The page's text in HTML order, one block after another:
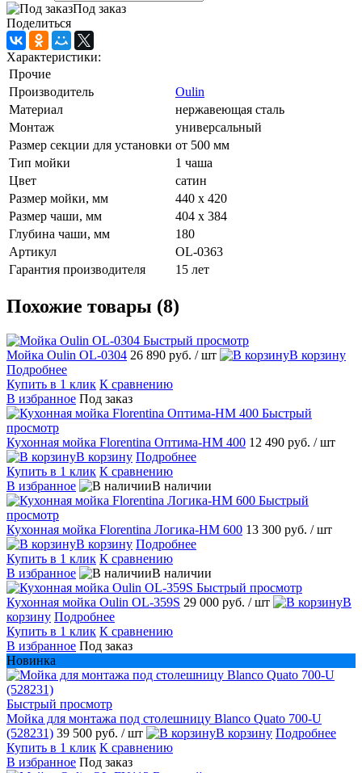
Под заказ
Поделиться
Характеристики:
Прочие
Производитель
Oulin
Материал
нержавеющая сталь
Монтаж
универсальный
Размер секции для установки от 500 мм
Тип мойки
1 чаша
Цвет
сатин
Размер мойки, мм
440 х 420
Размер чаши, мм
404 х 384
Глубина чаши, мм
180
Артикул
OL-0363
Гарантия производителя
15 лет
Похожие товары (8)
Быстрый просмотр
Мойка Oulin OL-0304 26 890 руб. / шт
В корзину
Подробнее
Купить в 1 клик К сравнению
В избранное Под заказ
Быстрый
просмотр
Кухонная мойка Florentina Оптима-HM 400 12 490 руб. / шт
В корзину Подробнее
Купить в 1 клик К сравнению
В избранное
В наличии
Быстрый
просмотр
Кухонная мойка Florentina Логика-НМ 600 13 300 руб. / шт
В корзину Подробнее
Купить в 1 клик К сравнению
В избранное
В наличии
Быстрый просмотр
Кухонная мойка Oulin OL-359S 29 000 руб. / шт
В
корзину Подробнее
Купить в 1 клик К сравнению
В избранное Под заказ
Новинка
Быстрый просмотр
Мойка для монтажа под столешницу Blanco Quato 700-U
(528231) 39 500 руб. / шт В корзину Подробнее
Купить в 1 клик К сравнению
В избранное Под заказ